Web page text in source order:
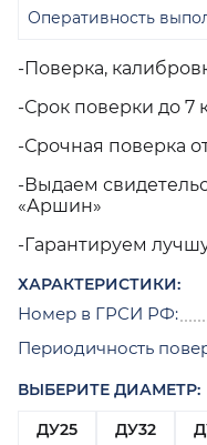
-Поверка,
-Срок поверки до 7
-Срочная поверка
-Выдаем
«Аршин»
-Гарантируем
ХАРАКТЕРИСТИКИ:
Номер в ГРСИ РФ:
Периодичность
ВЫБЕРИТЕ ДИАМЕТР:
ДУ25
ДУ32
Оперативность